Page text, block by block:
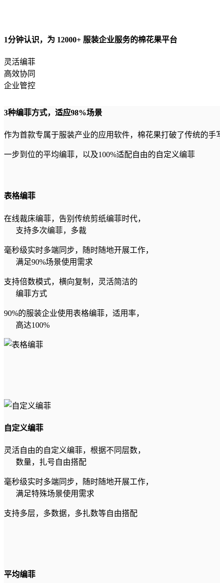
1分钟认识，为 12000+ 服装企业服务的棉花果平台
灵活编菲
高效协同
企业管控
3种编菲方式，适应98%场景
作为首款专属于服装产业的应用软件，棉花果打破了传统的
一步到位的平均编菲，以及100%适配自由的自定义编菲
表格编菲
在线裁床编菲，告别传统剪纸编菲时代，
支持多次编菲，多裁
毫秒级实时多端同步，随时随地开展工作，
满足90%场景使用需求
支持倍数模式，横向复制，灵活简洁的
编菲方式
90%的服装企业使用表格编菲，适用率，
高达100%
自定义编菲
灵活自由的自定义编菲，根据不同层数，
数量，扎号自由搭配
毫秒级实时多端同步，随时随地开展工作，
满足特殊场景使用需求
支持多层，多数据，多扎数等自由搭配
平均编菲